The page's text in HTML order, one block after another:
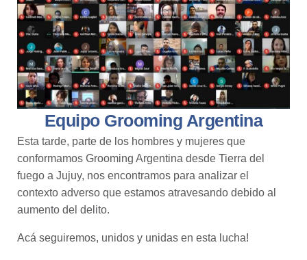
Equipo Grooming Argentina
Esta tarde, parte de los hombres y mujeres que
conformamos Grooming Argentina desde Tierra del
fuego a Jujuy, nos encontramos para analizar el
contexto adverso que estamos atravesando debido al
aumento del delito.
Acá seguiremos, unidos y unidas en esta lucha!